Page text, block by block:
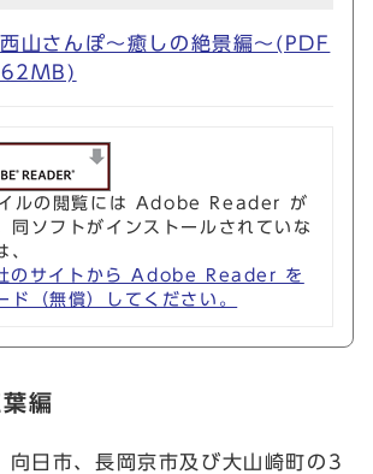
山さんぽ～癒しの絶景編～(PDF
ルの閲覧には Adobe Reader が
同ソフトがインストールされていな
、
のサイトから Adobe Reader を
ド（無償）してください。
編
日市、長岡京市及び大山崎町の3